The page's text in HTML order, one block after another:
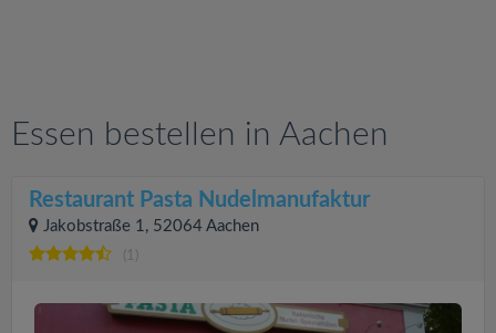
Essen bestellen in Aachen
Restaurant Pasta Nudelmanufaktur
Jakobstraße 1, 52064 Aachen
(1)